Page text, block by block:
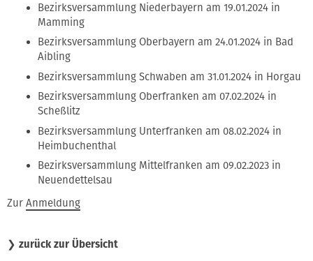
Bezirksversammlung Niederbayern am 19.01.2024 in
Mamming
Bezirksversammlung Oberbayern am 24.01.2024 in Bad
Aibling
Bezirksversammlung Schwaben am 31.01.2024 in Horgau
Bezirksversammlung Oberfranken am 07.02.2024 in
Scheßlitz
Bezirksversammlung Unterfranken am 08.02.2024 in
Heimbuchenthal
Bezirksversammlung Mittelfranken am 09.02.2023 in
Neuendettelsau
Zur Anmeldung
❯ zurück zur Übersicht